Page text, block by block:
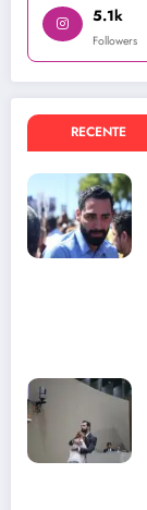
5.1k
Followers
RECENTE